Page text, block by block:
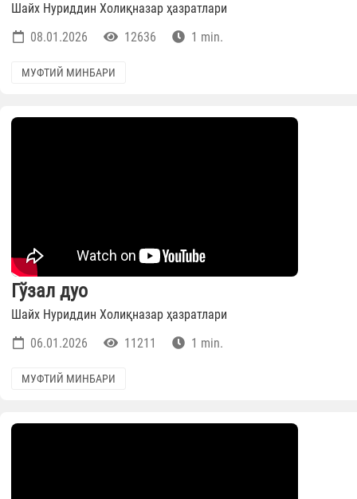
Шайх Нуриддин Холиқназар ҳазратлари
08.01.2026
12636 1 min.
МУФТИЙ МИНБАРИ
Гўзал дуо
Шайх Нуриддин Холиқназар ҳазратлари
06.01.2026
11211 1 min.
МУФТИЙ МИНБАРИ